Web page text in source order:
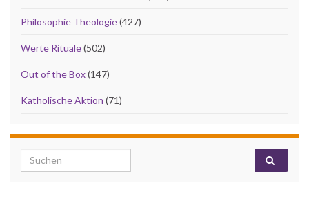
Philosophie Theologie(427)
Werte Rituale(502)
Out of the Box(147)
Katholische Aktion (71)
Search for: